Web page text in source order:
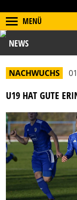
MENÜ
NEWS
NACHWUCHS
U19 HAT GUTE